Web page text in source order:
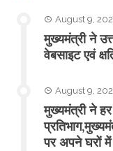
August 9,
मुख्यमंत्री ने
वेबसाइट एवं
August 9,
मुख्यमंत्री ने हर
पर अपने घरों में